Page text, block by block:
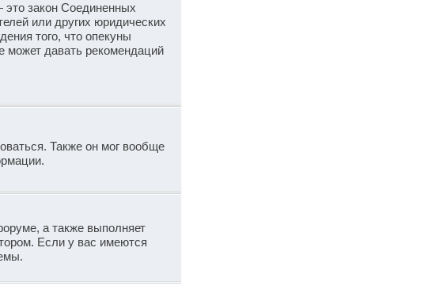
это закон Соединенных
или других юридических
того, что опекуны
может давать рекомендаций
Также он мог вообще
а также выполняет
Если у вас имеются